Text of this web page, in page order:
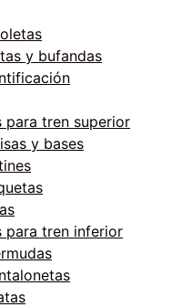
y bufandas
para tren superior
y bases
para tren inferior